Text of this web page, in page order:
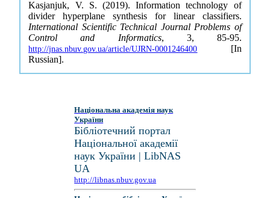
Kasjanjuk, V. S. (2019). Information technology of
divider hyperplane synthesis for linear classifiers.
International Scientific Technical Journal Problems of
Control and Informatics, 3, 85-95.
http://jnas.nbuv.gov.ua/article/UJRN-0001246400 [In
Russian].
Національна академія наук
України
Бібліотечний портал
Національної академії
наук України | LibNAS
UA
http://libnas.nbuv.gov.ua